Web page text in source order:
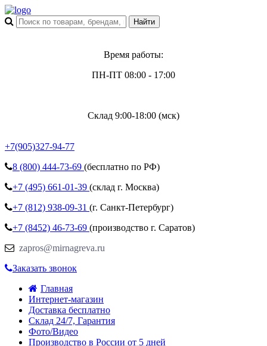
Время работы:
ПН-ПТ 08:00 - 17:00
Склад 9:00-18:00 (мск)
+7(905)327-94-77
8 (800) 444-73-69 (бесплатно по РФ)
+7 (495) 661-01-39 (склад г. Москва)
+7 (812) 938-09-31 (г. Санкт-Петербург)
+7 (8452) 46-73-69 (производство г. Саратов)
zapros@mirnagreva.ru
Заказать звонок
Главная
Интернет-магазин
Доставка бесплатно
Склад 24/7, Гарантия
Фото/Видео
Производство в России от 5 дней